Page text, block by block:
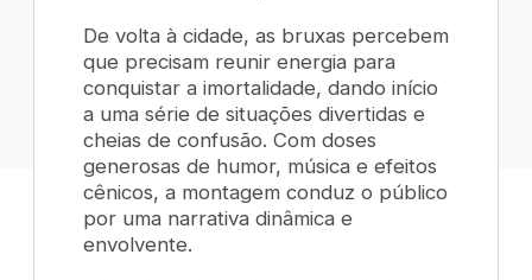
De volta à cidade, as bruxas percebem
que precisam reunir energia para
conquistar a imortalidade, dando início
a uma série de situações divertidas e
cheias de confusão. Com doses
generosas de humor, música e efeitos
cênicos, a montagem conduz o público
por uma narrativa dinâmica e
envolvente.